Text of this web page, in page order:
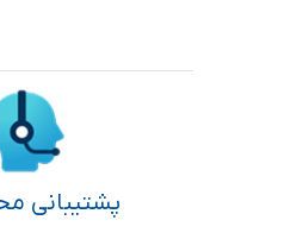
پشتیبانی